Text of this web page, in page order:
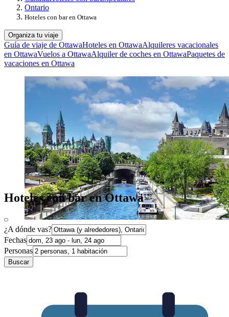
Ontario
Hoteles con bar en Ottawa
Organiza tu viaje
Guía de viaje de OttawaHoteles en OttawaAlquileres vacacionales
en OttawaVuelos a OttawaAlquiler de coches en OttawaPaquetes de
vacaciones en Ottawa
Hoteles con bar en Ottawa
¿A dónde vas?
Fechas
Personas
Buscar